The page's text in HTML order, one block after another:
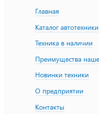
Главная
Каталог автотехники
Техника в наличии
Преимущества
Новинки техники
О предприятии
Контакты